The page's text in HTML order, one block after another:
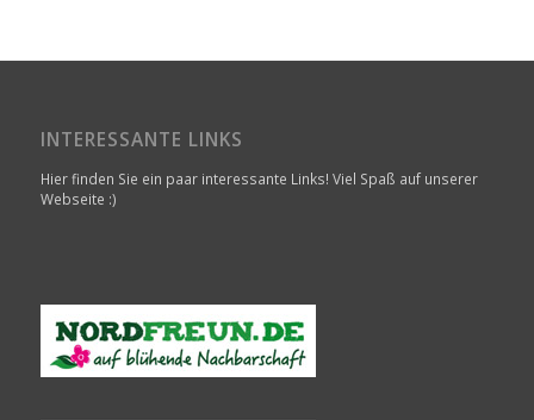
INTERESSANTE LINKS
Hier finden Sie ein paar interessante Links! Viel Spaß auf unserer
Webseite :)